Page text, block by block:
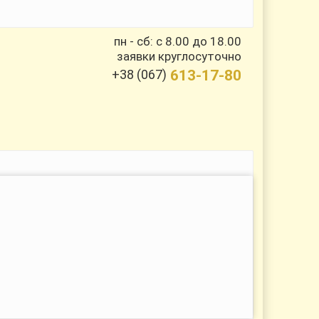
пн - сб: с 8.00 до 18.00
заявки круглосуточно
+38 (067) 613-17-80